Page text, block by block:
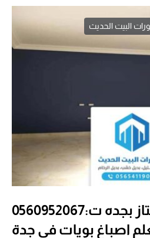
البيت الحديث
عامل بوية ممتاز بجده ت:0560952067
اصباغ بويات في جدة